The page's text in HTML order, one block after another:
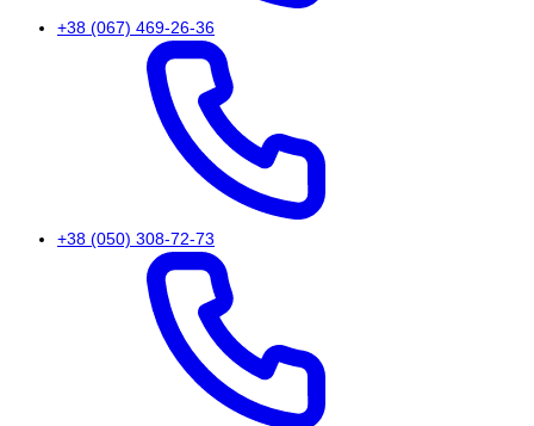
+38 (067) 469-26-36
+38 (050) 308-72-73